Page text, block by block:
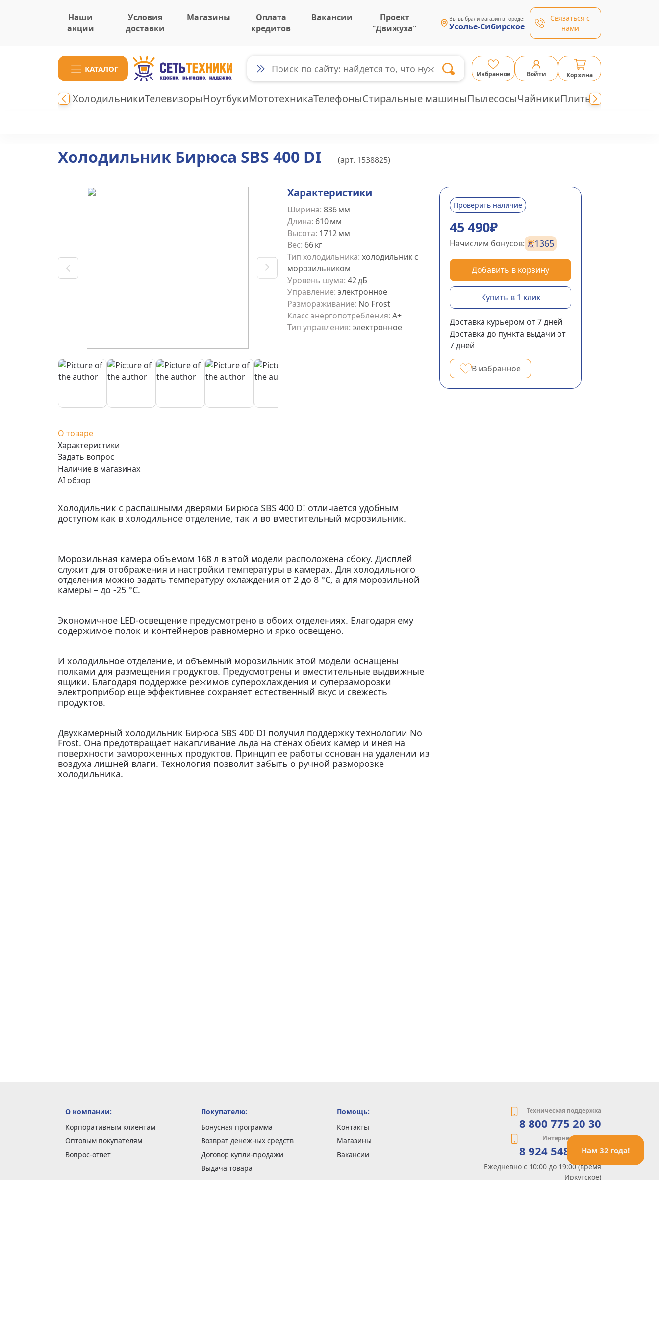
Наши
акции
Условия
доставки
Магазины
Оплата
кредитов
Вакансии
Проект
"Движуха"
Вы выбрали магазин в городе:
Усолье-Сибирское
Связаться с
нами
КАТАЛОГ
Избранное Войти Корзина
ХолодильникиТелевизорыНоутбукиМототехникаТелефоныСтиральные машиныПылесосыЧайникиПлиты
Нам 32 года!
Холодильник Бирюса SBS 400 DI (арт. 1538825)
45 490₽
Проверить наличие
Начислим бонусов: 1365
Добавить в корзину
Купить в 1 клик
Доставка курьером от 7дней
Доставка до пункта выдачи от
7дней
В избранное
Характеристики
Ширина: 836мм
Длина: 610мм
Высота: 1712мм
Вес: 66кг
Тип холодильника: холодильник с
морозильником
Уровень шума: 42дБ
Управление: электронное
Размораживание: No Frost
Класс энергопотребления: А+
Тип управления: электронное
О товаре
Характеристики
Задать вопрос
Наличие в магазинах
AI обзор
Холодильник с распашными дверями Бирюса SBS 400 DI отличается удобным
доступом как в холодильное отделение, так и во вместительный морозильник.
Морозильная камера объемом 168 л в этой модели расположена сбоку. Дисплей
служит для отображения и настройки температуры в камерах. Для холодильного
отделения можно задать температуру охлаждения от 2 до 8 °C, а для морозильной
камеры – до -25 °C.
Экономичное LED-освещение предусмотрено в обоих отделениях. Благодаря ему
содержимое полок и контейнеров равномерно и ярко освещено.
И холодильное отделение, и объемный морозильник этой модели оснащены
полками для размещения продуктов. Предусмотрены и вместительные выдвижные
ящики. Благодаря поддержке режимов суперохлаждения и суперзаморозки
электроприбор еще эффективнее сохраняет естественный вкус и свежесть
продуктов.
Двухкамерный холодильник Бирюса SBS 400 DI получил поддержку технологии No
Frost. Она предотвращает накапливание льда на стенах обеих камер и инея на
поверхности замороженных продуктов. Принцип ее работы основан на удалении из
воздуха лишней влаги. Технология позволит забыть о ручной разморозке
холодильника.
О компании:
Корпоративным клиентам
Оптовым покупателям
Вопрос-ответ
Покупателю:
Бонусная программа
Возврат денежных средств
Договор купли-продажи
Выдача товара
Доставка заказов
Помощь:
Контакты
Магазины
Вакансии
Техническая поддержка
8 800 775 20 30
Интернет-магазин
8 924 548 85 07
Ежедневно с 10:00 до 19:00 (время
Иркутское)